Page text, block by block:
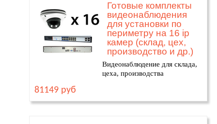
Готовые комплекты
видеонаблюдения
для установки по
периметру на 16 ip
камер (склад, цех,
производство и др.)
Видеонаблюдение для склада,
цеха, производства
81149 руб